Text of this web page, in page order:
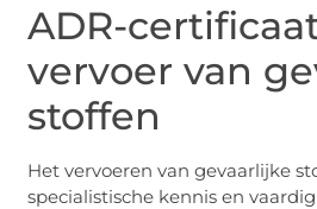
ADR-
vervoer van
stoffen
Het vervoeren van gevaarlijke
specialistische kennis en